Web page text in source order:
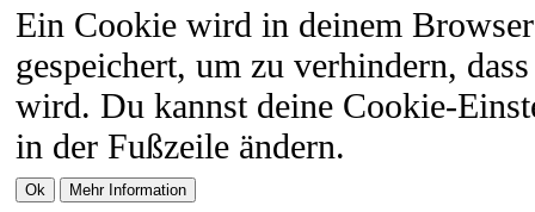
Ein Cookie wird in deinem
gespeichert, um zu verhindern,
wird. Du kannst deine Cookie-
in der Fußzeile ändern.